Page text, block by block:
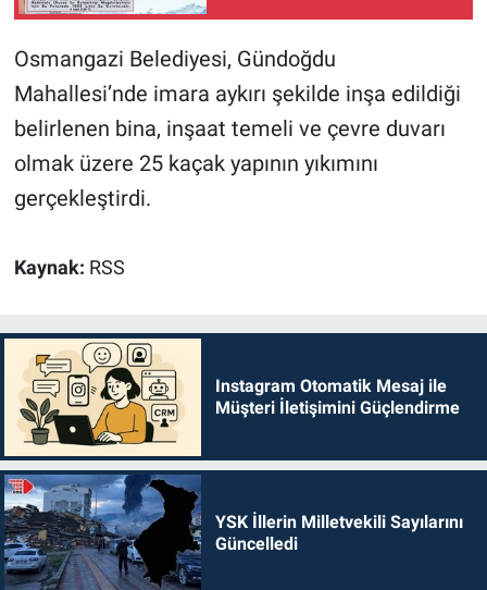
Osmangazi Belediyesi, Gündoğdu
Mahallesi’nde imara aykırı şekilde inşa edildiği
belirlenen bina, inşaat temeli ve çevre duvarı
olmak üzere 25 kaçak yapının yıkımını
gerçekleştirdi.
Kaynak: RSS
Instagram Otomatik Mesaj ile
Müşteri İletişimini Güçlendirme
YSK İllerin Milletvekili Sayılarını
Güncelledi